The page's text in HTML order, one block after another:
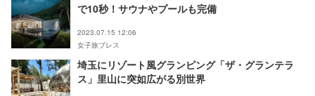
で10秒！サウナやプールも完備
2023.07.15 12:06
女子旅プレス
埼玉にリゾート風グランピング「ザ・グランテラ
ス」里山に突如広がる別世界